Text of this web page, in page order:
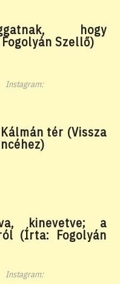
hogy
Szellő)
tér (Vissza
kinevetve; a
(Írta: Fogolyán